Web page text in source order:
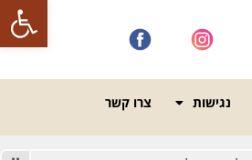
פתח
נגישות צרו קשר